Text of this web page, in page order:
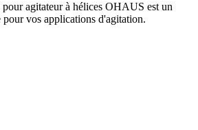
agitateur à hélices OHAUS est un
pour vos applications d'agitation.